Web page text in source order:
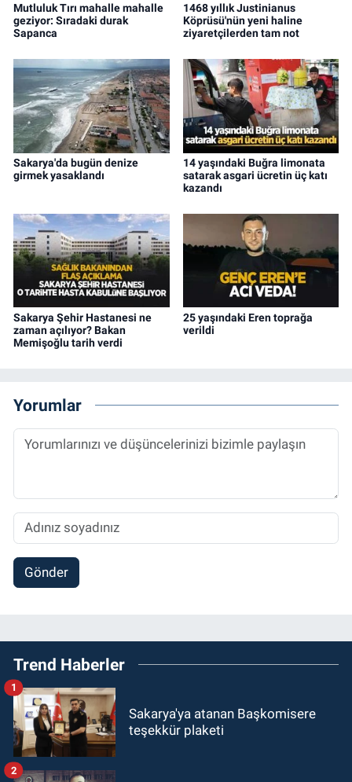
Mutluluk Tırı mahalle mahalle
geziyor: Sıradaki durak
Sapanca
1468 yıllık Justinianus
Köprüsü'nün yeni haline
ziyaretçilerden tam not
Sakarya'da bugün denize
girmek yasaklandı
14 yaşındaki Buğra limonata
satarak asgari ücretin üç katı
kazandı
Sakarya Şehir Hastanesi ne
zaman açılıyor? Bakan
Memişoğlu tarih verdi
25 yaşındaki Eren toprağa
verildi
Yorumlar
Gönder
Trend Haberler
Sakarya'ya atanan Başkomisere
teşekkür plaketi
1
2